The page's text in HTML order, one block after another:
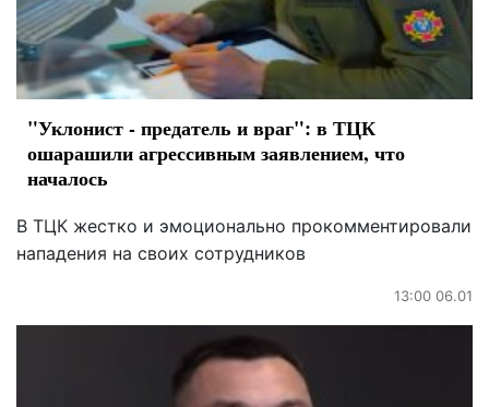
"Уклонист - предатель и враг": в ТЦК
ошарашили агрессивным заявлением, что
началось
В ТЦК жестко и эмоционально прокомментировали
нападения на своих сотрудников
13:00 06.01